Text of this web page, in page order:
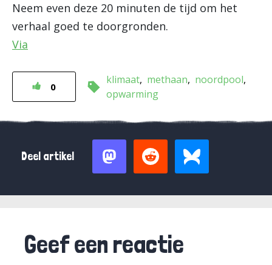
Neem even deze 20 minuten de tijd om het
verhaal goed te doorgronden.
Via
0
klimaat methaan
noordpool
opwarming
Deel artikel
Geef een reactie